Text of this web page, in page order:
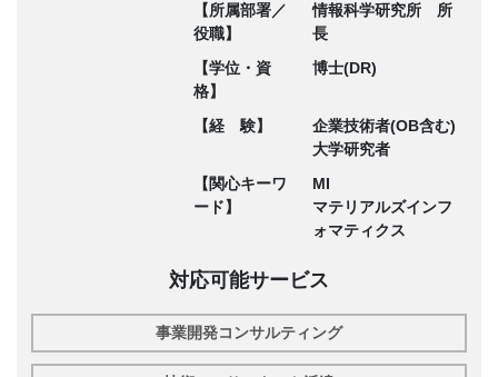
【所属部署／
役職】
情報科学研究所 所
長
【学位・資
格】
博士(DR)
【経 験】
企業技術者(OB含む)
大学研究者
【関心キーワ
ード】
MI
マテリアルズインフ
ォマティクス
対応可能サービス
事業開発コンサルティング